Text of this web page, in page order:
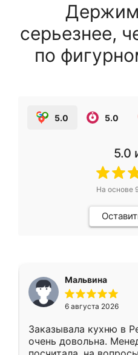
серьезнее,
по
5.0 5.0
5.0
На основе
Мальвина
6 августа 2026
Заказывала кухню в
очень довольна.